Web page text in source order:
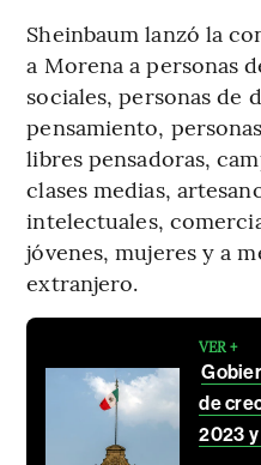
Sheinbaum lanzó la
a Morena a personas
sociales, personas de
pensamiento,
libres pensadoras,
clases medias,
intelectuales,
jóvenes, mujeres y a
extranjero.
VER +
de
2023